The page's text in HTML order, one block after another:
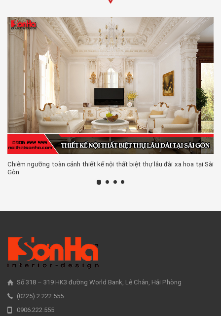
Chiêm ngưỡng toàn cảnh thiết kế nội thất biệt thự lâu đài xa hoa tại Sài
Gòn
Số 318 – 319 HK3 đường World Bank, Lê Chân, Hải Phòng
(0225) 2.222.555
0906.222.555